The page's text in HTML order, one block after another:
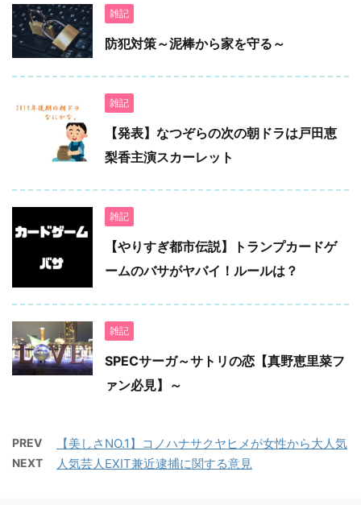
雑記
防犯対策～泥棒から家を守る～
雑記
【発表】なつぞらの次の朝ドラは戸田恵
梨香主演スカーレット
雑記
【やりすぎ都市伝説】トランプカードゲ
ームのバサがヤバイ！ルールは？
雑記
SPECサーガ～サトリの恋【真野恵里菜フ
ァン必見】～
PREV 【美しさNO.1】コノハナサクヤヒメが女性から大人気
NEXT 人気芸人EXIT兼近逮捕に関する意見